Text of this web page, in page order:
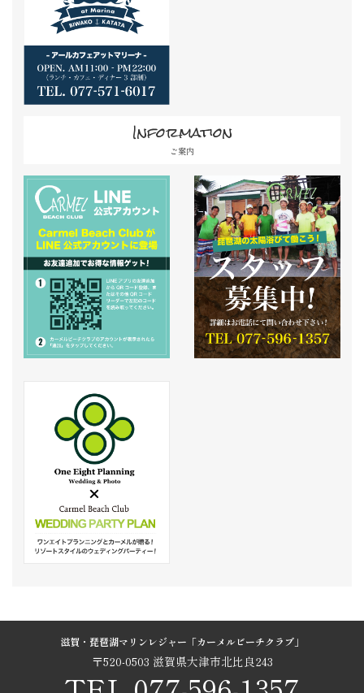
Information
ご案内
滋賀・琵琶湖マリンレジャー「カーメルビーチクラブ」
〒520-0503 滋賀県大津市北比良243